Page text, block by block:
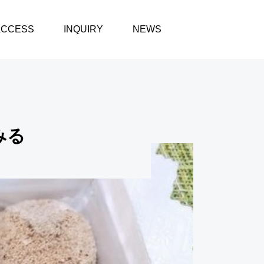
INQUIRY NEWS
る